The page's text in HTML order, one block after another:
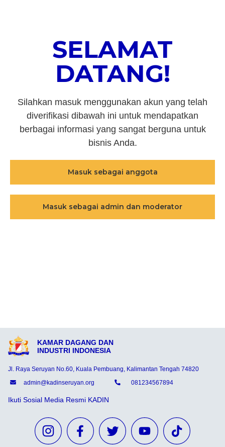
SELAMAT
DATANG!
Silahkan masuk menggunakan akun yang telah
diverifikasi dibawah ini untuk mendapatkan
berbagai informasi yang sangat berguna untuk
bisnis Anda.
Masuk sebagai anggota
Masuk sebagai admin dan moderator
KAMAR DAGANG DAN
INDUSTRI INDONESIA
Jl. Raya Seruyan No.60, Kuala Pembuang, Kalimantan Tengah 74820
admin@kadinseruyan.org
081234567894
Ikuti Sosial Media Resmi KADIN